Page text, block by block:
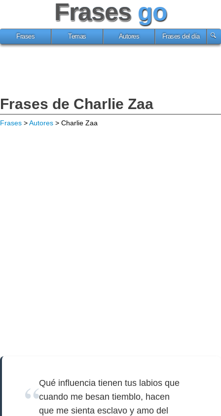
Frases go
Frases Temas Autores Frases del día
Frases de Charlie Zaa
Frases >Autores > Charlie Zaa
Qué influencia tienen tus labios que
cuando me besan tiemblo, hacen
que me sienta esclavo y amo del